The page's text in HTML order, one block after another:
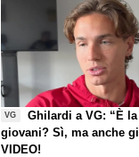
VG
Ghilardi a VG: “È
giovani? Sì, ma anche
VIDEO!